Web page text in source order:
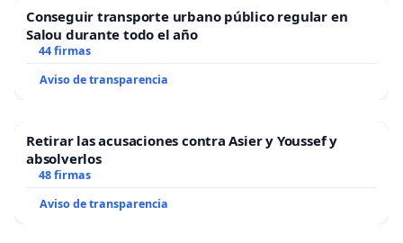
Conseguir transporte urbano público regular en
Salou durante todo el año
44 firmas
Aviso de transparencia
Retirar las acusaciones contra Asier y Youssef y
absolverlos
48 firmas
Aviso de transparencia